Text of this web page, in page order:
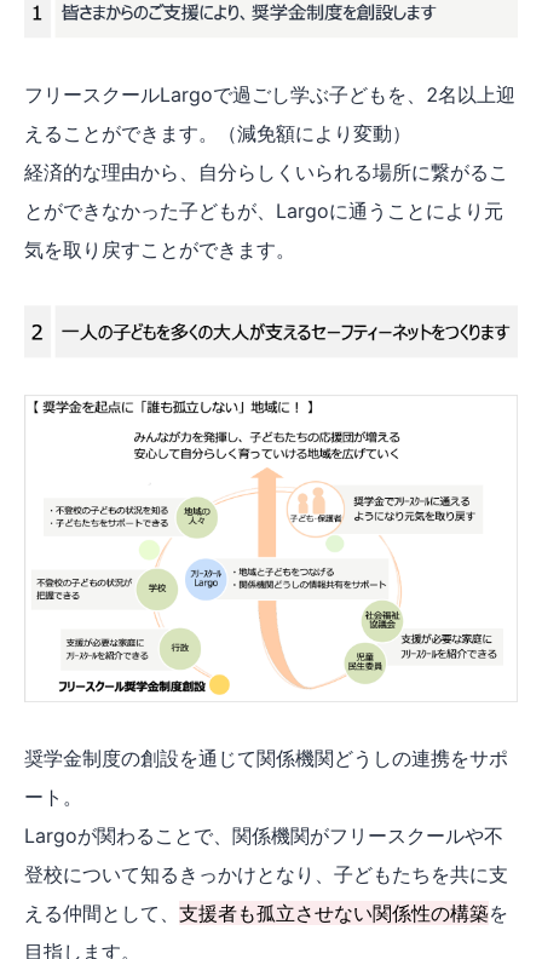
フリースクールLargoで過ごし学ぶ子どもを、2名以上迎
えることができます。（減免額により変動）
経済的な理由から、自分らしくいられる場所に繋がるこ
とができなかった子どもが、Largoに通うことにより元
気を取り戻すことができます。
奨学金制度の創設を通じて関係機関どうしの連携をサポ
ート。
Largoが関わることで、関係機関がフリースクールや不
登校について知るきっかけとなり、子どもたちを共に支
える仲間として、 支援者も孤立させない関係性の構築を
目指します。